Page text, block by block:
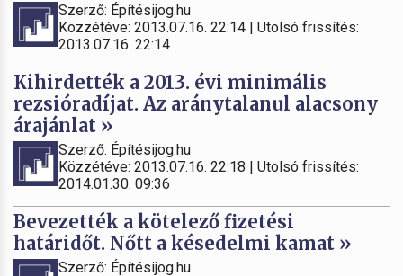
Szerző: Építésijog.hu
Közzétéve: 2013.07.16. 22:14 | Utolsó frissítés:
2013.07.16. 22:14
Kihirdették a 2013. évi minimális
rezsióradíjat. Az aránytalanul alacsony
árajánlat »
Szerző: Építésijog.hu
Közzétéve: 2013.07.16. 22:18 | Utolsó frissítés:
2014.01.30. 09:36
Bevezették a kötelező fizetési
határidőt. Nőtt a késedelmi kamat »
Szerző: Építésijog.hu